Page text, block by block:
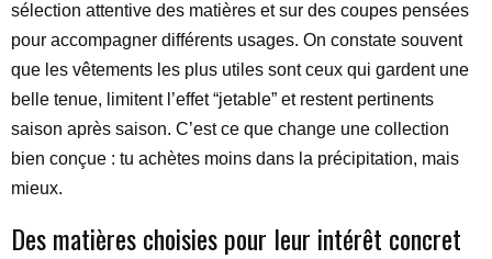
sélection attentive des matières et sur des coupes pensées
pour accompagner différents usages. On constate souvent
que les vêtements les plus utiles sont ceux qui gardent une
belle tenue, limitent l’effet “jetable” et restent pertinents
saison après saison. C’est ce que change une collection
bien conçue : tu achètes moins dans la précipitation, mais
mieux.
Des matières choisies pour leur intérêt concret